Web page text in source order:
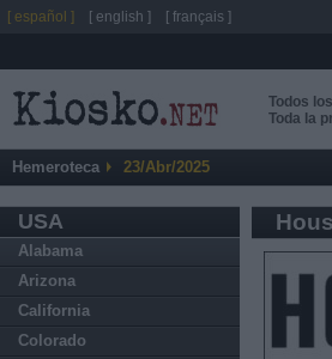
Todos
Toda la
Hemeroteca 23/Abr/2025
USA
Alabama
Arizona
California
Colorado
[ español ] [ english ] [ français ]